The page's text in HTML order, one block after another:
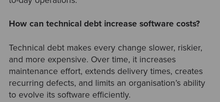
How can technical debt increase software costs?
Technical debt makes every change slower, riskier,
and more expensive. Over time, it increases
maintenance effort, extends delivery times, creates
recurring defects, and limits an organisation’s ability
to evolve its software efficiently.